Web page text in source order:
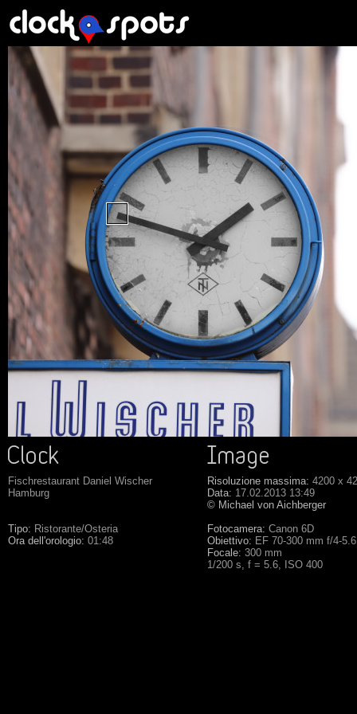
Fischrestaurant Daniel Wischer
Hamburg
Tipo: Ristorante/Osteria
Ora dell'orologio: 01:48
Risoluzione massima: 4200 x
Data: 17.02.2013 13:49
© Michael von Aichberger
Fotocamera: Canon 6D
Obiettivo: EF 70-300 mm f/4-
Focale: 300 mm
1/200 s, f = 5.6, ISO 400